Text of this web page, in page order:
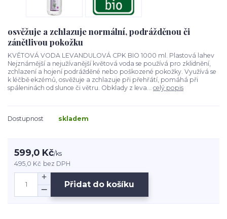
osvěžuje a zchlazuje normální, podrážděnou či
zánětlivou pokožku
KVĚTOVÁ VODA LEVANDULOVÁ CPK BIO 1000 ml. Plastová lahev
Nejznámější a nejužívanější květová voda se používá pro zklidnění,
zchlazení a hojení podrážděné nebo poškozené pokožky. Využívá se
k léčbě ekzémů, osvěžuje a zchlazuje při přehřátí, pomáhá při
spáleninách od slunce či větru. Obklady z leva... celý popis
Dostupnost skladem
599,0 Kč/ks
495,0 Kč bez DPH
Přidat do košíku